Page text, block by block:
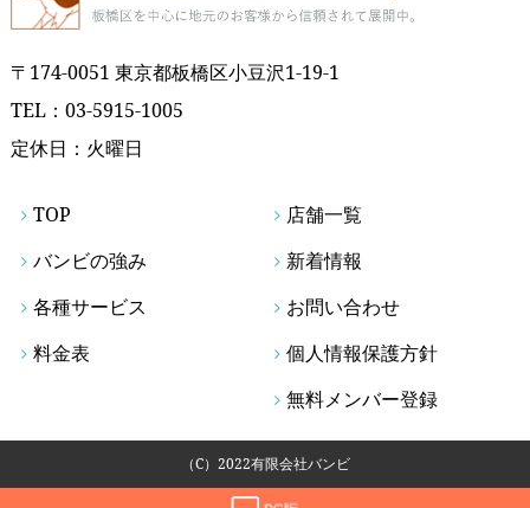
〒174-0051 東京都板橋区小豆沢1-19-1
TEL： 03-5915-1005
定休日：火曜日
TOP
バンビの強み
各種サービス
料金表
店舗一覧
新着情報
お問い合わせ
個人情報保護方針
無料メンバー登録
（C）2022有限会社バンビ